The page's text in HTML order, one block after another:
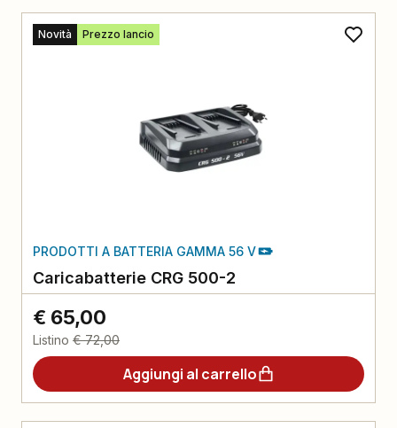
Novità Prezzo lancio
PRODOTTI A BATTERIA GAMMA 56 V
Caricabatterie CRG 500-2
€ 65,00
Listino € 72,00
Aggiungi al carrello